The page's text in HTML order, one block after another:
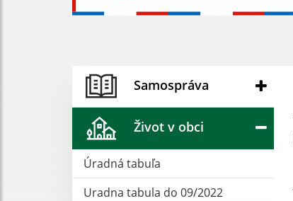
Samospráva
Život v obci
Úradná tabuľa
Uradna tabula do 09/2022